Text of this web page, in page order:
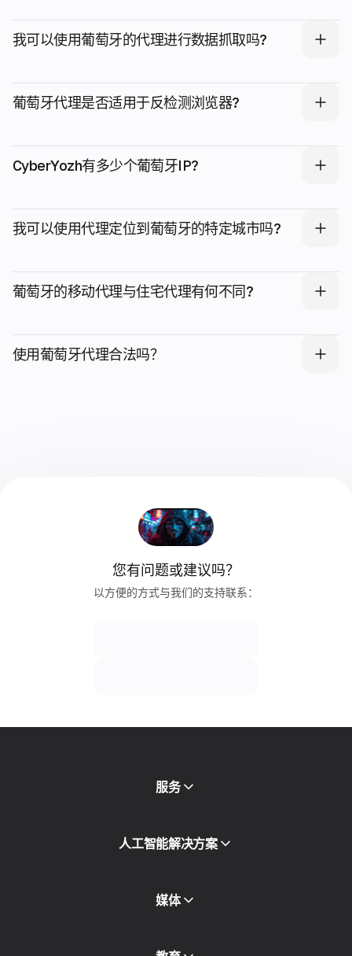
我可以使用葡萄牙的代理进行数据抓取吗?
葡萄牙代理是否适用于反检测浏览器?
CyberYozh有多少个葡萄牙IP?
我可以使用代理定位到葡萄牙的特定城市吗?
葡萄牙的移动代理与住宅代理有何不同?
使用葡萄牙代理合法吗？
您有问题或建议吗？
以方便的方式与我们的支持联系：
服务
移动代理
住宅代理
代理目录
人工智能解决方案
媒体
博客和文章